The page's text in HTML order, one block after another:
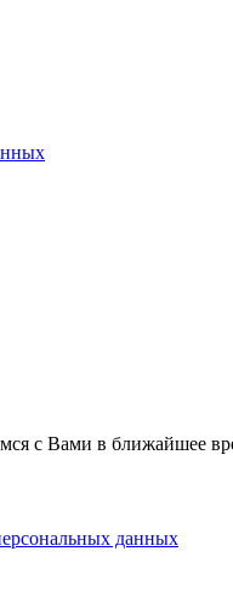
с Вами в ближайшее
данных